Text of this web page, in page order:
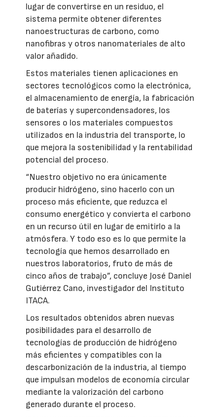
lugar de convertirse en un residuo, el
sistema permite obtener diferentes
nanoestructuras de carbono, como
nanofibras y otros nanomateriales de alto
valor añadido.
Estos materiales tienen aplicaciones en
sectores tecnológicos como la electrónica,
el almacenamiento de energía, la fabricación
de baterías y supercondensadores, los
sensores o los materiales compuestos
utilizados en la industria del transporte, lo
que mejora la sostenibilidad y la rentabilidad
potencial del proceso.
“Nuestro objetivo no era únicamente
producir hidrógeno, sino hacerlo con un
proceso más eficiente, que reduzca el
consumo energético y convierta el carbono
en un recurso útil en lugar de emitirlo a la
atmósfera. Y todo eso es lo que permite la
tecnología que hemos desarrollado en
nuestros laboratorios, fruto de más de
cinco años de trabajo”, concluye José Daniel
Gutiérrez Cano, investigador del Instituto
ITACA.
Los resultados obtenidos abren nuevas
posibilidades para el desarrollo de
tecnologías de producción de hidrógeno
más eficientes y compatibles con la
descarbonización de la industria, al tiempo
que impulsan modelos de economía circular
mediante la valorización del carbono
generado durante el proceso.